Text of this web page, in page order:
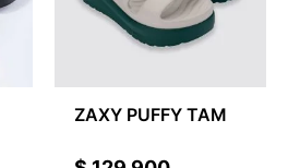
ZAXY PUFFY TAM